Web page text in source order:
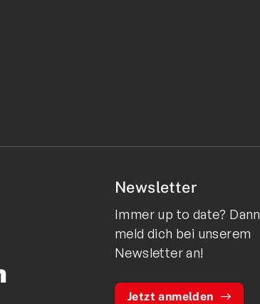
Newsletter
Immer up to date? Dann
meld dich bei unserem
Newsletter an!
Jetzt anmelden